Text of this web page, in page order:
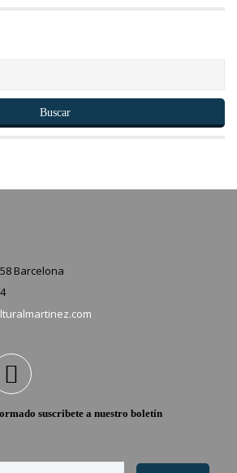
Buscar
Barcelona
suscribete a nuestro boletín